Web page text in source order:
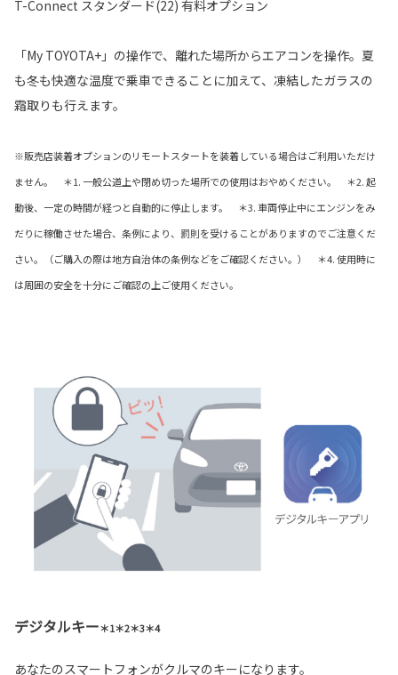
T-Connect スタンダード(22) 有料オプション
「My TOYOTA+」の操作で、離れた場所からエアコンを操作。夏
も冬も快適な温度で乗車できることに加えて、凍結したガラスの
霜取りも行えます。
※販売店装着オプションのリモートスタートを装着している場合はご利用いただけ
ません。 ＊1. 一般公道上や閉め切った場所での使用はおやめください。 ＊2. 起
動後、一定の時間が経つと自動的に停止します。 ＊3. 車両停止中にエンジンをみ
だりに稼働させた場合、条例により、罰則を受けることがありますのでご注意くだ
さい。（ご購入の際は地方自治体の条例などをご確認ください。） ＊4. 使用時に
は周囲の安全を十分にご確認の上ご使用ください。
デジタルキー＊1＊2＊3＊4
あなたのスマートフォンがクルマのキーになります。